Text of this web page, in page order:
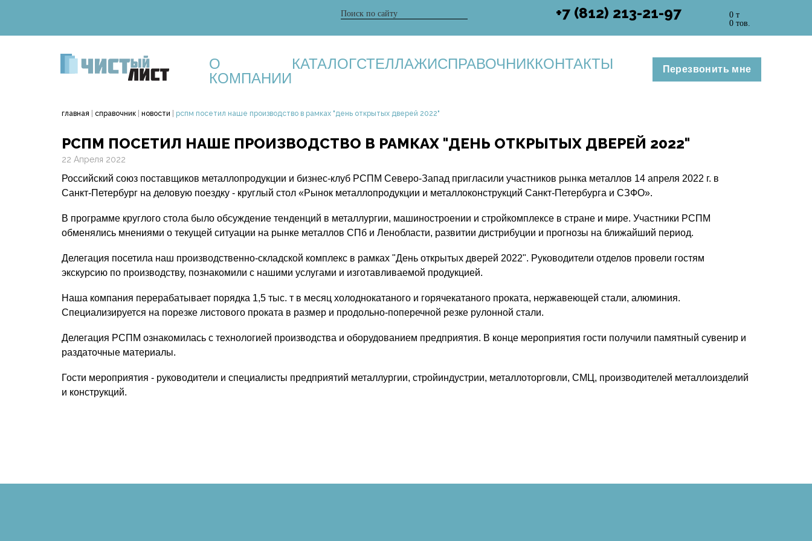
+7 (812) 213-21-97
0 т
0 тов.
О
КОМПАНИИ
КАТАЛОГСТЕЛЛАЖИСПРАВОЧНИККОНТАКТЫ Перезвонить мне
главная справочник новости рспм посетил наше производство в рамках "день открытых дверей 2022"
РСПМ ПОСЕТИЛ НАШЕ ПРОИЗВОДСТВО В РАМКАХ "ДЕНЬ ОТКРЫТЫХ ДВЕРЕЙ 2022"
22 Апреля 2022
Российский союз поставщиков металлопродукции и бизнес-клуб РСПМ Северо-Запад пригласили участников рынка металлов 14 апреля 2022 г. в
Санкт-Петербург на деловую поездку - круглый стол «Рынок металлопродукции и металлоконструкций Санкт-Петербурга и СЗФО».
В программе круглого стола было обсуждение тенденций в металлургии, машиностроении и стройкомплексе в стране и мире. Участники РСПМ
обменялись мнениями о текущей ситуации на рынке металлов СПб и Ленобласти, развитии дистрибуции и прогнозы на ближайший период.
Делегация посетила наш производственно-складской комплекс в рамках "День открытых дверей 2022". Руководители отделов провели гостям
экскурсию по производству, познакомили с нашими услугами и изготавливаемой продукцией.
Наша компания перерабатывает порядка 1,5 тыс. т в месяц холоднокатаного и горячекатаного проката, нержавеющей стали, алюминия.
Специализируется на порезке листового проката в размер и продольно-поперечной резке рулонной стали.
Делегация РСПМ ознакомилась с технологией производства и оборудованием предприятия. В конце мероприятия гости получили памятный сувенир и
раздаточные материалы.
Гости мероприятия - руководители и специалисты предприятий металлургии, стройиндустрии, металлоторговли, СМЦ, производителей металлоизделий
и конструкций.